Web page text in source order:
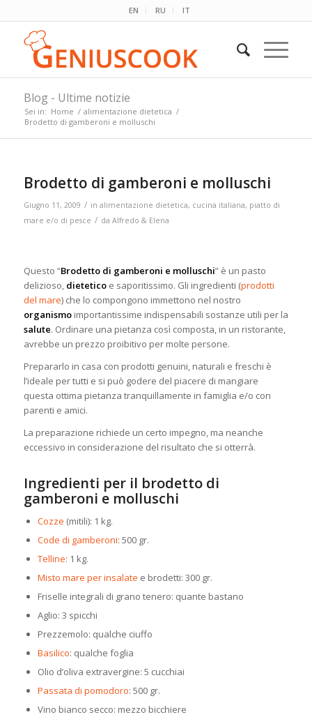
EN RU IT
Blog - Ultime notizie
Sei in: Home / alimentazione dietetica /
Brodetto di gamberoni e molluschi
Brodetto di gamberoni e molluschi
Giugno 11, 2009 / in alimentazione dietetica, cucina italiana, piatto di
mare e/o di pesce / da Alfredo & Elena
Questo “Brodetto di gamberoni e molluschi” è un pasto
delizioso, dieteticoe saporitissimo. Gli ingredienti (prodotti
del mare) che lo compongono immettono nel nostro
organismo importantissime indispensabili sostanze utili per la
salute. Ordinare una pietanza così composta, in un ristorante,
avrebbe un prezzo proibitivo per molte persone.
Prepararlo in casa con prodotti genuini, naturali e freschi è
l’ideale per tutti e si può godere del piacere di mangiare
questa ottima pietanza tranquillamente in famiglia e/o con
parenti e amici.
La preparazione richiede un certo impegno, ma neanche
eccessivo in considerazione del risultato che si otterrà.
Ingredienti per il brodetto di
gamberoni e molluschi
Cozze (mitili): 1 kg.
Code di gamberoni: 500 gr.
Telline: 1 kg.
Misto mare per insalate e brodetti: 300 gr.
Friselle integrali di grano tenero: quante bastano
Aglio: 3 spicchi
Prezzemolo: qualche ciuffo
Basilico: qualche foglia
Olio d’oliva extravergine: 5 cucchiai
Passata di pomodoro: 500 gr.
Vino bianco secco: mezzo bicchiere